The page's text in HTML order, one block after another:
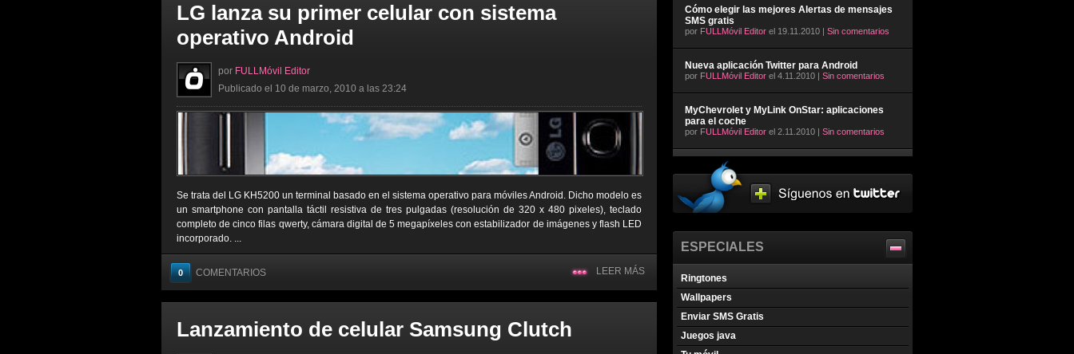
LG lanza su primer celular con sistema
operativo Android
por FULLMóvil Editor
Publicado el 10 de marzo, 2010 a las 23:24
Se trata del LG KH5200 un terminal basado en el sistema operativo para móviles Android. Dicho modelo es
un smartphone con pantalla táctil resistiva de tres pulgadas (resolución de 320 x 480 pixeles), teclado
completo de cinco filas qwerty, cámara digital de 5 megapíxeles con estabilizador de imágenes y flash LED
incorporado. ...
0 COMENTARIOS LEER MÁS
Lanzamiento de celular Samsung Clutch
Cómo elegir las mejores Alertas de mensajes
SMS gratis
por FULLMóvil Editor el 19.11.2010 | Sin comentarios
Nueva aplicación Twitter para Android
por FULLMóvil Editor el 4.11.2010 | Sin comentarios
MyChevrolet y MyLink OnStar: aplicaciones
para el coche
por FULLMóvil Editor el 2.11.2010 | Sin comentarios
ESPECIALES
Ringtones
Wallpapers
Enviar SMS Gratis
Juegos java